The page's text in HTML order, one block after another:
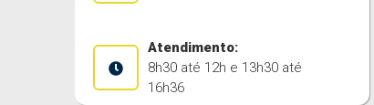
Atendimento:
8h30 até 12h e 13h30 até
16h36